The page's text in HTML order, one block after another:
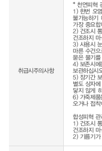
취급시주의사항
* 천연피혁
1) 한번 오
불가능하기
가장 중요합
2) 건조시
건조하지 마
3) 사용시
마른 수건
묻은 물기를
4) 보존시에
보관하십시
5) 장기간
별도 상자
닿지 않게
6) 가죽제품
오거나 접
합성피혁 관
1) 건조시
건조하지 마
2) 기름기가